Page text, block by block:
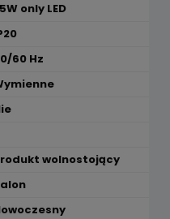
only LED
60 Hz
wolnostojący